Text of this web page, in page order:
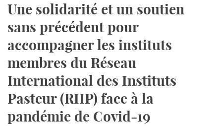
Une solidarité et un soutien
sans précédent pour
accompagner les instituts
membres du Réseau
International des Instituts
Pasteur (RIIP) face à la
pandémie de Covid-19